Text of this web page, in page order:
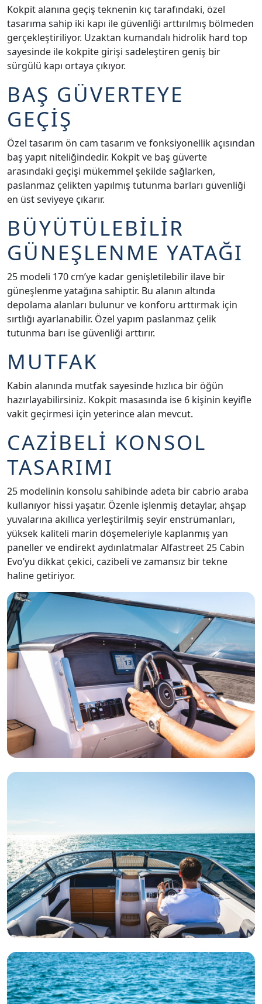
Kokpit alanına geçiş teknenin kıç tarafındaki, özel
tasarıma sahip iki kapı ile güvenliği arttırılmış bölmeden
gerçekleştiriliyor. Uzaktan kumandalı hidrolik hard top
sayesinde ile kokpite girişi sadeleştiren geniş bir
sürgülü kapı ortaya çıkıyor.
BAŞ GÜVERTEYE
GEÇİŞ
Özel tasarım ön cam tasarım ve fonksiyonellik açısından
baş yapıt niteliğindedir. Kokpit ve baş güverte
arasındaki geçişi mükemmel şekilde sağlarken,
paslanmaz çelikten yapılmış tutunma barları güvenliği
en üst seviyeye çıkarır.
BÜYÜTÜLEBİLİR
GÜNEŞLENME YATAĞI
25 modeli 170 cm’ye kadar genişletilebilir ilave bir
güneşlenme yatağına sahiptir. Bu alanın altında
depolama alanları bulunur ve konforu arttırmak için
sırtlığı ayarlanabilir. Özel yapım paslanmaz çelik
tutunma barı ise güvenliği arttırır.
MUTFAK
Kabin alanında mutfak sayesinde hızlıca bir öğün
hazırlayabilirsiniz. Kokpit masasında ise 6 kişinin keyifle
vakit geçirmesi için yeterince alan mevcut.
CAZİBELİ KONSOL
TASARIMI
25 modelinin konsolu sahibinde adeta bir cabrio araba
kullanıyor hissi yaşatır. Özenle işlenmiş detaylar, ahşap
yuvalarına akıllıca yerleştirilmiş seyir enstrümanları,
yüksek kaliteli marin döşemeleriyle kaplanmış yan
paneller ve endirekt aydınlatmalar Alfastreet 25 Cabin
Evo’yu dikkat çekici, cazibeli ve zamansız bir tekne
haline getiriyor.